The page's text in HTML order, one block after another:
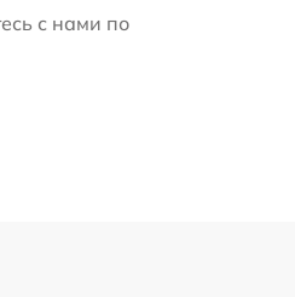
с нами по